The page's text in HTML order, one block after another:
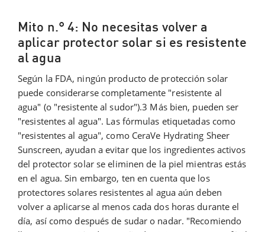
Mito n.° 4: No necesitas volver a
aplicar protector solar si es resistente
al agua
Según la FDA, ningún producto de protección solar
puede considerarse completamente "resistente al
agua" (o "resistente al sudor").3 Más bien, pueden ser
"resistentes al agua". Las fórmulas etiquetadas como
"resistentes al agua", como CeraVe Hydrating Sheer
Sunscreen, ayudan a evitar que los ingredientes activos
del protector solar se eliminen de la piel mientras estás
en el agua. Sin embargo, ten en cuenta que los
protectores solares resistentes al agua aún deben
volver a aplicarse al menos cada dos horas durante el
día, así como después de sudar o nadar. "Recomiendo